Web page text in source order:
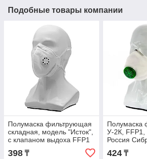
Подобные товары компании
Полумаска фильтрующая
складная, модель "Исток",
с клапаном выдоха FFP1
NR Россия
398 ₸
Полумаска
У-2К, FFP1,
Россия
424₸